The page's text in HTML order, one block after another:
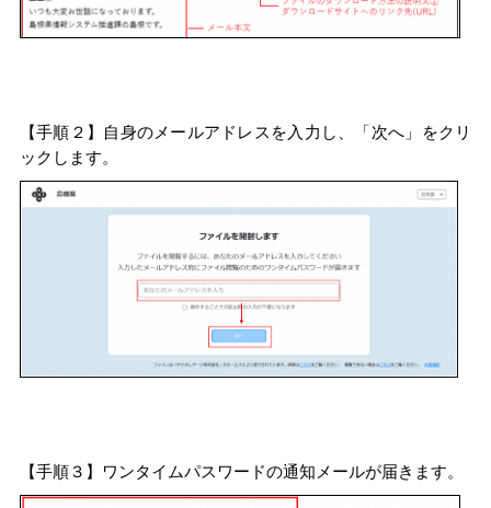
【手順２】自身のメールアドレスを入力し、「次へ」をクリ
ックします。
【手順３】ワンタイムパスワードの通知メールが届きます。